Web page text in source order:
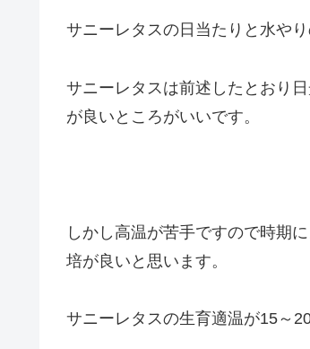
サニーレタスの日当たりと水や
サニーレタスは前述したとおり
が良いところがいいです。
しかし高温が苦手ですので時期
培が良いと思います。
サニーレタスの生育適温が15～